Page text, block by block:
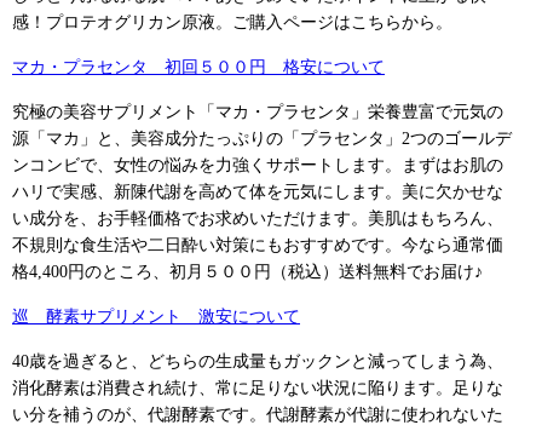
感！プロテオグリカン原液。ご購入ページはこちらから。
マカ・プラセンタ 初回５００円 格安について
究極の美容サプリメント「マカ・プラセンタ」栄養豊富で元気の
源「マカ」と、美容成分たっぷりの「プラセンタ」2つのゴールデ
ンコンビで、女性の悩みを力強くサポートします。まずはお肌の
ハリで実感、新陳代謝を高めて体を元気にします。美に欠かせな
い成分を、お手軽価格でお求めいただけます。美肌はもちろん、
不規則な食生活や二日酔い対策にもおすすめです。今なら通常価
格4,400円のところ、初月５００円（税込）送料無料でお届け♪
巡 酵素サプリメント 激安について
40歳を過ぎると、どちらの生成量もガックンと減ってしまう為、
消化酵素は消費され続け、常に足りない状況に陥ります。足りな
い分を補うのが、代謝酵素です。代謝酵素が代謝に使われないた